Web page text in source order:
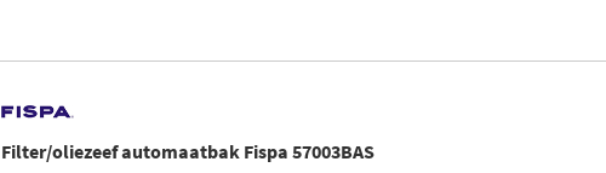
Filter/oliezeef automaatbak Fispa 57003BAS